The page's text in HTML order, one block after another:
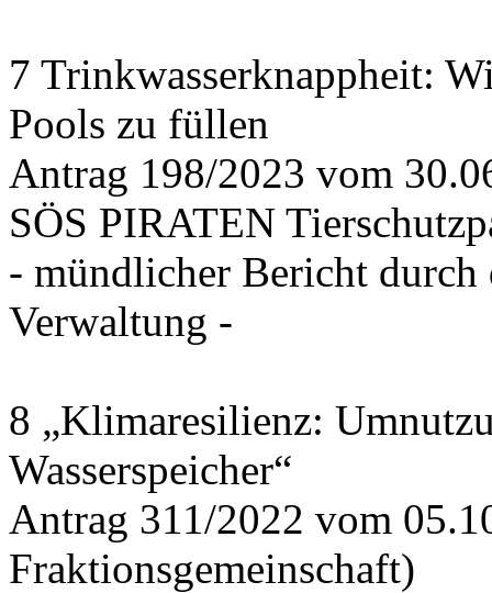
7 Trinkwasserknappheit:
Pools zu füllen
Antrag 198/2023 vom
SÖS PIRATEN
- mündlicher Bericht
Verwaltung -
8 „Klimaresilienz:
Wasserspeicher“
Antrag 311/2022 vom
Fraktionsgemeinschaft)